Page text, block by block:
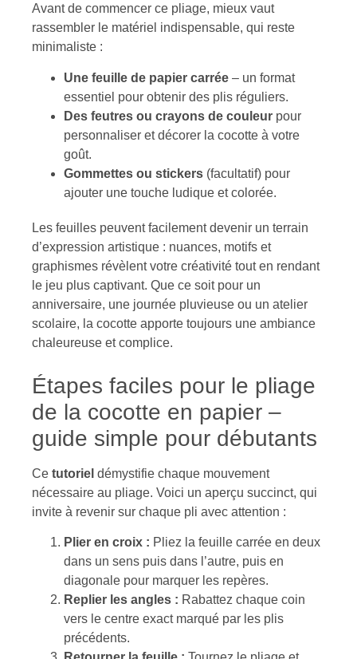
Avant de commencer ce pliage, mieux vaut
rassembler le matériel indispensable, qui reste
minimaliste :
Une feuille de papier carrée – un format
essentiel pour obtenir des plis réguliers.
Des feutres ou crayons de couleur pour
personnaliser et décorer la cocotte à votre
goût.
Gommettes ou stickers (facultatif) pour
ajouter une touche ludique et colorée.
Les feuilles peuvent facilement devenir un terrain
d’expression artistique : nuances, motifs et
graphismes révèlent votre créativité tout en rendant
le jeu plus captivant. Que ce soit pour un
anniversaire, une journée pluvieuse ou un atelier
scolaire, la cocotte apporte toujours une ambiance
chaleureuse et complice.
Étapes faciles pour le pliage
de la cocotte en papier –
guide simple pour débutants
Ce tutoriel démystifie chaque mouvement
nécessaire au pliage. Voici un aperçu succinct, qui
invite à revenir sur chaque pli avec attention :
Plier en croix : Pliez la feuille carrée en deux
dans un sens puis dans l’autre, puis en
diagonale pour marquer les repères.
Replier les angles : Rabattez chaque coin
vers le centre exact marqué par les plis
précédents.